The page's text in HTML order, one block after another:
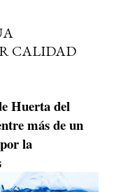
CALIDAD
Huerta del
más de un
la